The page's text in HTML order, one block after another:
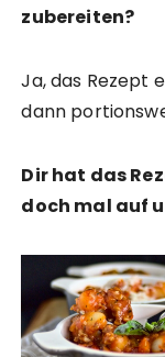
zubereiten?
Ja, das Rezept
dann
Dir hat das
doch mal auf